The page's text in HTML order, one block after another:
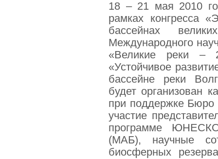
18 – 21 мая 2010
рамках конгресса
бассейнах
Международного
«Великие реки –
«Устойчивое
бассейне реки
будет
при поддержке
участие
программе
(МАБ), научные
биосферных